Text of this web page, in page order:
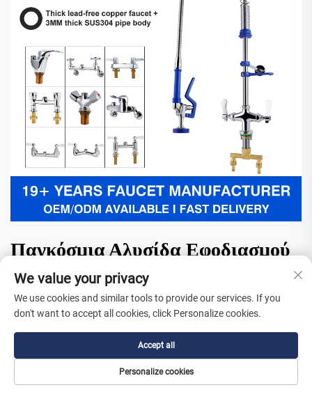
Παγκόσμια Αλυσίδα Εφοδιασμού
με Διαφανή Παρακολούθηση
Παραγγελιών σε Πραγματικό
Χρόνο
Το ισχυρό παγκόσμιο σύστημα εφοδιασμού της Youchu παρέχει
απόλυτη ασφάλεια μέσω διαφανούς διαχείρισης των logistics.
We value your privacy
We use cookies and similar tools to provide our services. If you
don't want to accept all cookies, click Personalize cookies.
Personalize cookies
Accept all